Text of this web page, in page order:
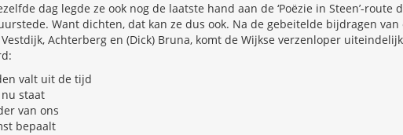
dag legde ze ook nog de laatste hand aan de ‘Poëzie in Steen’-route
Want dichten, dat kan ze dus ook. Na de gebeitelde bijdragen van
Achterberg en (Dick) Bruna, komt de Wijkse verzenloper
valt uit de tijd
staat
van ons
bepaalt